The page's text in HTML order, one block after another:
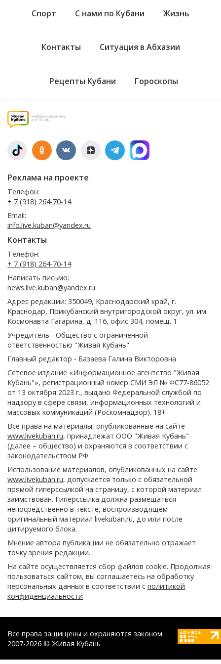
Спорт С нами по Кубани Жизнь
Контакты Ситуация в Абхазии
Рецепты Кубани Гороскопы
Реклама на проекте
Телефон:
+ 7 (918) 264-70-14
Email:
info.live.kuban@yandex.ru
Контакты
Телефон:
+ 7 (918) 264-70-14
Написать письмо:
news.live.kuban@yandex.ru
Адрес редакции: 350049, Краснодарский край, г.
Краснодар, Прикубанский внутригородской округ, ул. им.
Космонавта Гагарина, д. 116, офис 304, помещ. 1
Учредитель - Общество с ограниченной
ответственностью "Живая Кубань".
Главный редактор - Базаева Галина Викторовна
Сетевое издание «Информационное агентство "Живая
Кубань"», регистрационный номер СМИ ЭЛ № ФС77-86052
от 13 октября 2023 г., выдано Федеральной службой по
надзору в сфере связи, информационных технологий и
массовых коммуникаций (Роскомнадзор). 18+
Все права на материалы, опубликованные на сайте
www.livekuban.ru, принадлежат ООО "Живая Кубань"
(далее – общество) и охраняются в соответствии с
законодательством РФ.
Использование материалов, опубликованных на сайте
www.livekuban.ru, допускается только с обязательной
прямой гиперссылкой на страницу, с которой материал
заимствован. Гиперссылка должна размещаться
непосредственно в тексте, воспроизводящем
оригинальный материал livekuban.ru, до или после
цитируемого блока.
Мнение автора публикации не обязательно отражает
точку зрения редакции.
На сайте осуществляется сбор файлов cookie. Продолжая
пользоваться сайтом, вы соглашаетесь на обработку
персональных данных в соответствии с политикой
конфиденциальности
Все права защищены и охраняются законом.
2007-2026 © Живая Кубань